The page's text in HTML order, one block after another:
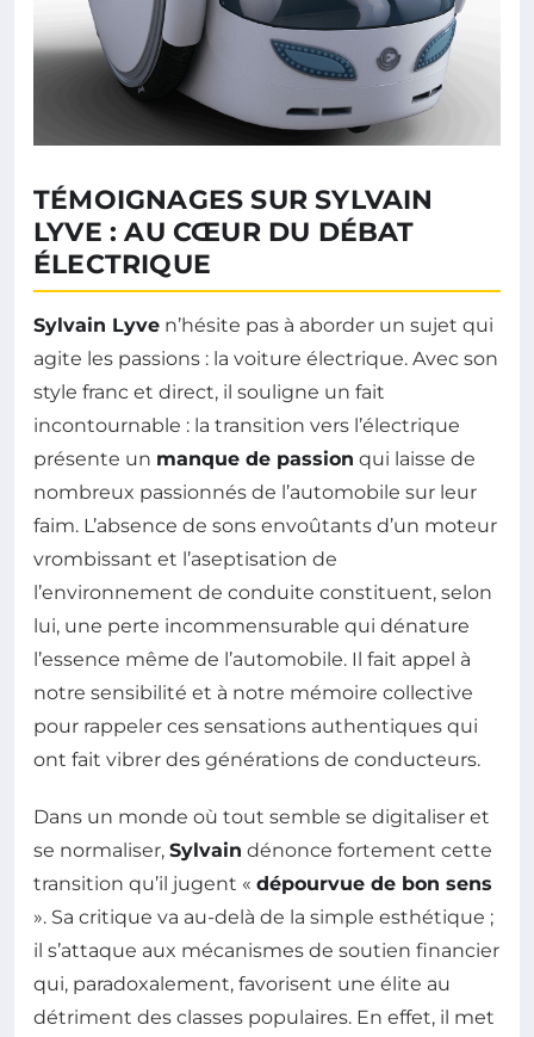
TÉMOIGNAGES SUR SYLVAIN
LYVE : AU CŒUR DU DÉBAT
ÉLECTRIQUE
Sylvain Lyve n’hésite pas à aborder un sujet qui
agite les passions : la voiture électrique. Avec son
style franc et direct, il souligne un fait
incontournable : la transition vers l’électrique
présente un manque de passion qui laisse de
nombreux passionnés de l’automobile sur leur
faim. L’absence de sons envoûtants d’un moteur
vrombissant et l’aseptisation de
l’environnement de conduite constituent, selon
lui, une perte incommensurable qui dénature
l’essence même de l’automobile. Il fait appel à
notre sensibilité et à notre mémoire collective
pour rappeler ces sensations authentiques qui
ont fait vibrer des générations de conducteurs.
Dans un monde où tout semble se digitaliser et
se normaliser, Sylvain dénonce fortement cette
transition qu’il jugent « dépourvue de bon sens
». Sa critique va au-delà de la simple esthétique ;
il s’attaque aux mécanismes de soutien financier
qui, paradoxalement, favorisent une élite au
détriment des classes populaires. En effet, il met